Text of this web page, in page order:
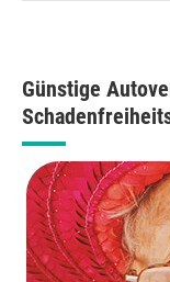
Günstige